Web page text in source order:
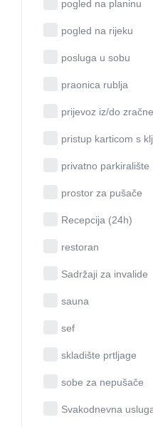
pogled na planinu
pogled na rijeku
posluga u sobu
praonica rublja
prijevoz iz/do
pristup karticom s
privatno parkiralište
prostor za pušače
Recepcija (24h)
restoran
Sadržaji za invalide
sauna
sef
skladište prtljage
sobe za nepušače
Svakodnevna